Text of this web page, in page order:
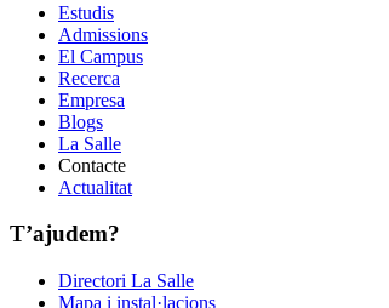
Estudis
Admissions
El Campus
Recerca
Empresa
Blogs
La Salle
Contacte
Actualitat
T’ajudem?
Directori La Salle
Mapa i instal·lacions